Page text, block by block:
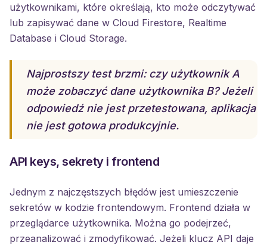
użytkownikami, które określają, kto może odczytywać
lub zapisywać dane w Cloud Firestore, Realtime
Database i Cloud Storage.
Najprostszy test brzmi: czy użytkownik A
może zobaczyć dane użytkownika B? Jeżeli
odpowiedź nie jest przetestowana, aplikacja
nie jest gotowa produkcyjnie.
API keys, sekrety i frontend
Jednym z najczęstszych błędów jest umieszczenie
sekretów w kodzie frontendowym. Frontend działa w
przeglądarce użytkownika. Można go podejrzeć,
przeanalizować i zmodyfikować. Jeżeli klucz API daje